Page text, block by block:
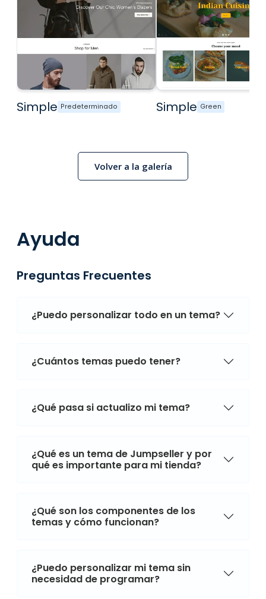
Simple Predeterminado Simple Green
Volver a la galería
Ayuda
Preguntas Frecuentes
¿Puedo personalizar todo en un tema?
¿Cuántos temas puedo tener?
¿Qué pasa si actualizo mi tema?
¿Qué es un tema de Jumpseller y por
qué es importante para mi tienda?
¿Qué son los componentes de los
temas y cómo funcionan?
¿Puedo personalizar mi tema sin
necesidad de programar?